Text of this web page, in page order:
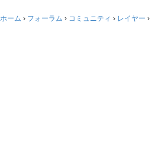
ホーム › フォーラム › コミュニティ › レイヤー ›